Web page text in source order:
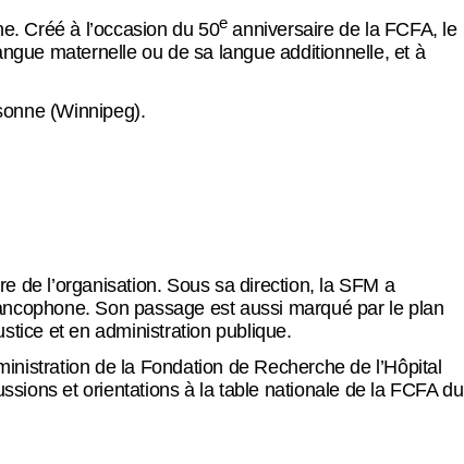
Créé à l’occasion du 50eanniversaire de la FCFA, le
maternelle ou de sa langue additionnelle, et à
(Winnipeg).
de l’organisation. Sous sa direction, la SFM a
Son passage est aussi marqué par le plan
et en administration publique.
de la Fondation de Recherche de l’Hôpital
et orientations à la table nationale de la FCFA du